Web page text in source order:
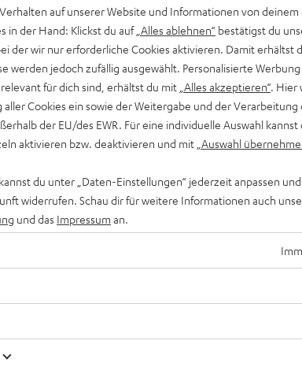
MOTIV®
Stil trifft Sound
Mehr entdecken
auf unserer Website und Informationen von deinem
in der Hand: Klickst du auf „Alles ablehnen“ bestätigst du
der wir nur erforderliche Cookies aktivieren. Damit erhältst
werden jedoch zufällig ausgewählt. Personalisierte
für dich sind, erhältst du mit „Alles akzeptieren“. Hier
Cookies ein sowie der Weitergabe und der Verarbeitung
der EU/des EWR. Für eine individuelle Auswahl kannst
aktivieren bzw. deaktivieren und mit „Auswahl
du unter „Daten-Einstellungen“ jederzeit anpassen
widerrufen. Schau dir für weitere Informationen auch
und das Impressum an.